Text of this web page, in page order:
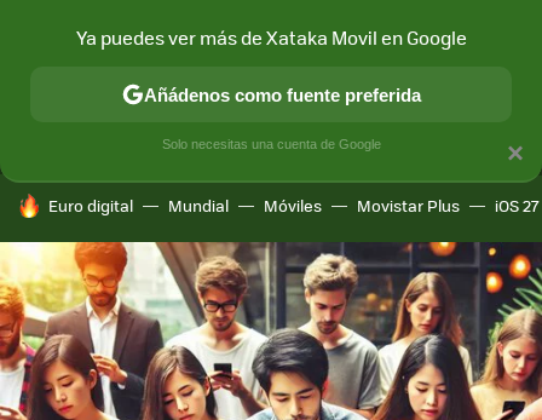
MÓVIL Y SOCIEDAD APLICACIONES
HOY SE HABLA DE
Euro digital Mundial Móviles Movistar Plus iOS 27
×
Ya puedes ver más de Xataka Movil en Google
Añádenos como fuente preferida
Solo necesitas una cuenta de Google